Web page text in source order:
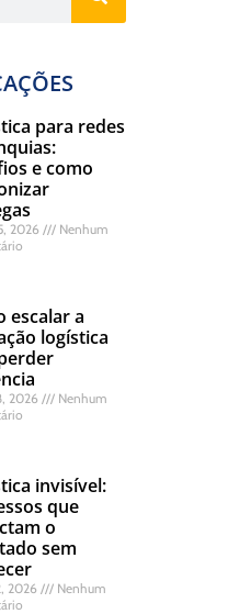
para redes
e como
2026
Nenhum
escalar a
logística
2026
Nenhum
invisível:
que
o
sem
2026
Nenhum